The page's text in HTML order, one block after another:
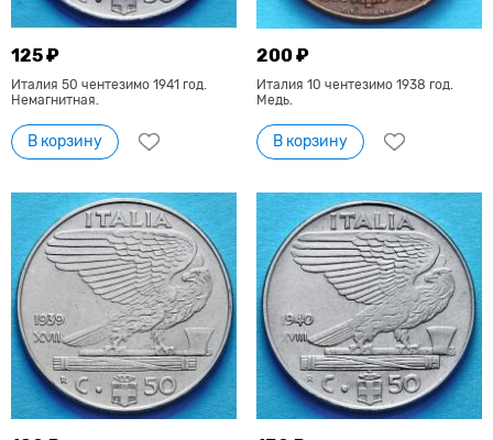
125 ₽
Италия 50 чентезимо 1941 год.
Немагнитная.
В корзину
200 ₽
Италия 10 чентезимо 1938 год.
Медь.
В корзину